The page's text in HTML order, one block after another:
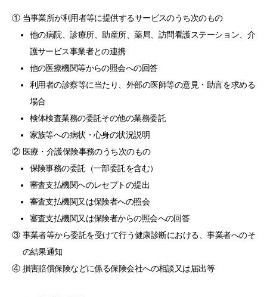
① 当事業所が利用者等に提供するサービスのうち次のもの
他の病院、診療所、助産所、薬局、訪問看護ステーション、介
護サービス事業者との連携
他の医療機関等からの照会への回答
利用者の診察等に当たり、外部の医師等の意見・助言を求める
場合
検体検査業務の委託その他の業務委託
家族等への病状・心身の状況説明
② 医療・介護保険事務のうち次のもの
保険事務の委託（一部委託を含む）
審査支払機関へのレセプトの提出
審査支払機関又は保険者への照会
審査支払機関又は保険者からの照会への回答
③ 事業者等から委託を受けて行う健康診断における、事業者へのそ
の結果通知
④ 損害賠償保険などに係る保険会社への相談又は届出等